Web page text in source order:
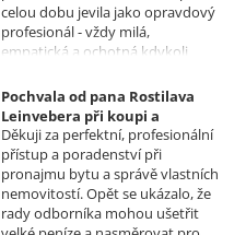
celou dobu jevila jako opravdový
profesionál - vždy milá,
empatická a ochotná kdykoli
problému. Vaše společnost i Vy v
nás získáváte opravdu spokojené
klienty, kteří budou vaše služby
vždy doporučovat každému, kdo
je potřebuje. Věřím, že se na Vás
budeme moci obrátit i v případě
prodeje, který plánujeme v
budoucnu uskutečnit. Se
Pochvala od pana Rostilava
Leinvebera při koupi a
následném pronájmu
investiční nemovitosti
Realizoval makléř: David
Vašíček
Děkuji za perfektní, profesionální
přístup a poradenství při
pronajmu bytu a správě vlastních
nemovitostí. Opět se ukázalo, že
rady odborníka mohou ušetřit